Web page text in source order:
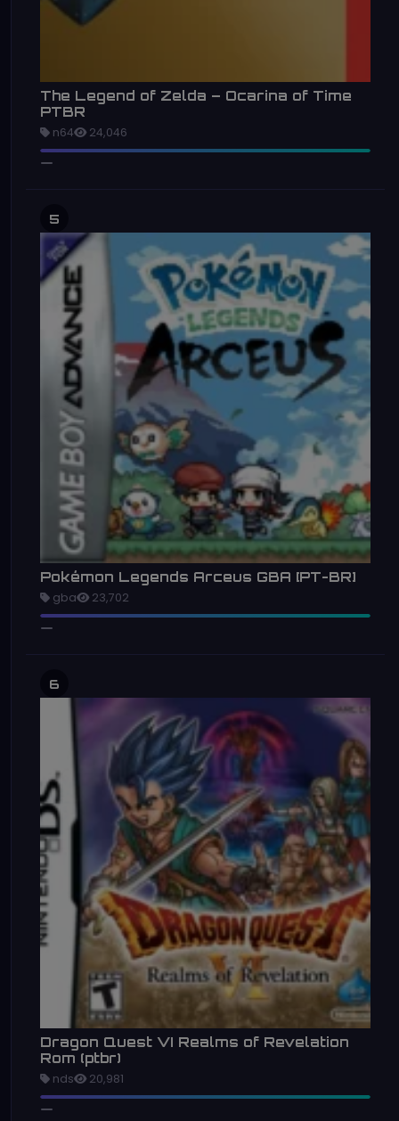
The Legend of Zelda – Ocarina of Time
PTBR
n64 24,046
5
Pokémon Legends Arceus GBA [PT-BR]
gba 23,702
6
Dragon Quest VI Realms of Revelation
Rom (ptbr)
nds 20,981